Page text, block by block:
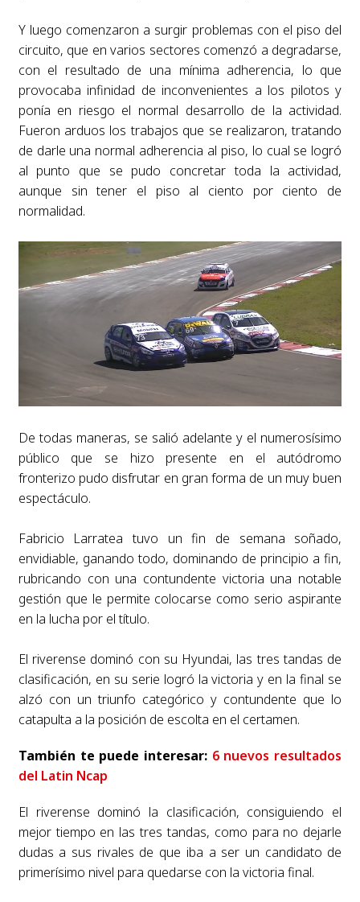
Y luego comenzaron a surgir problemas con el piso del
circuito, que en varios sectores comenzó a degradarse,
con el resultado de una mínima adherencia, lo que
provocaba infinidad de inconvenientes a los pilotos y
ponía en riesgo el normal desarrollo de la actividad.
Fueron arduos los trabajos que se realizaron, tratando
de darle una normal adherencia al piso, lo cual se logró
al punto que se pudo concretar toda la actividad,
aunque sin tener el piso al ciento por ciento de
normalidad.
De todas maneras, se salió adelante y el numerosísimo
público que se hizo presente en el autódromo
fronterizo pudo disfrutar en gran forma de un muy buen
espectáculo.
Fabricio Larratea tuvo un fin de semana soñado,
envidiable, ganando todo, dominando de principio a fin,
rubricando con una contundente victoria una notable
gestión que le permite colocarse como serio aspirante
en la lucha por el título.
El riverense dominó con su Hyundai, las tres tandas de
clasificación, en su serie logró la victoria y en la final se
alzó con un triunfo categórico y contundente que lo
catapulta a la posición de escolta en el certamen.
También te puede interesar: 6 nuevos resultados
del Latin Ncap
El riverense dominó la clasificación, consiguiendo el
mejor tiempo en las tres tandas, como para no dejarle
dudas a sus rivales de que iba a ser un candidato de
primerísimo nivel para quedarse con la victoria final.